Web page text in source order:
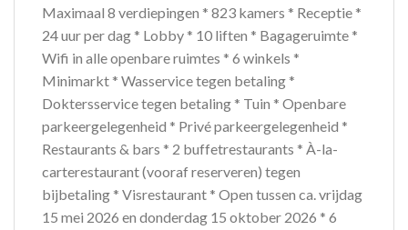
Maximaal 8 verdiepingen * 823 kamers * Receptie *
24 uur per dag * Lobby * 10 liften * Bagageruimte *
Wifi in alle openbare ruimtes * 6 winkels *
Minimarkt * Wasservice tegen betaling *
Doktersservice tegen betaling * Tuin * Openbare
parkeergelegenheid * Privé parkeergelegenheid *
Restaurants & bars * 2 buffetrestaurants * À-la-
carterestaurant (vooraf reserveren) tegen
bijbetaling * Visrestaurant * Open tussen ca. vrijdag
15 mei 2026 en donderdag 15 oktober 2026 * 6